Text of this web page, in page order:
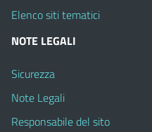
Elenco siti tematici
NOTE LEGALI
Sicurezza
Note Legali
Responsabile del sito